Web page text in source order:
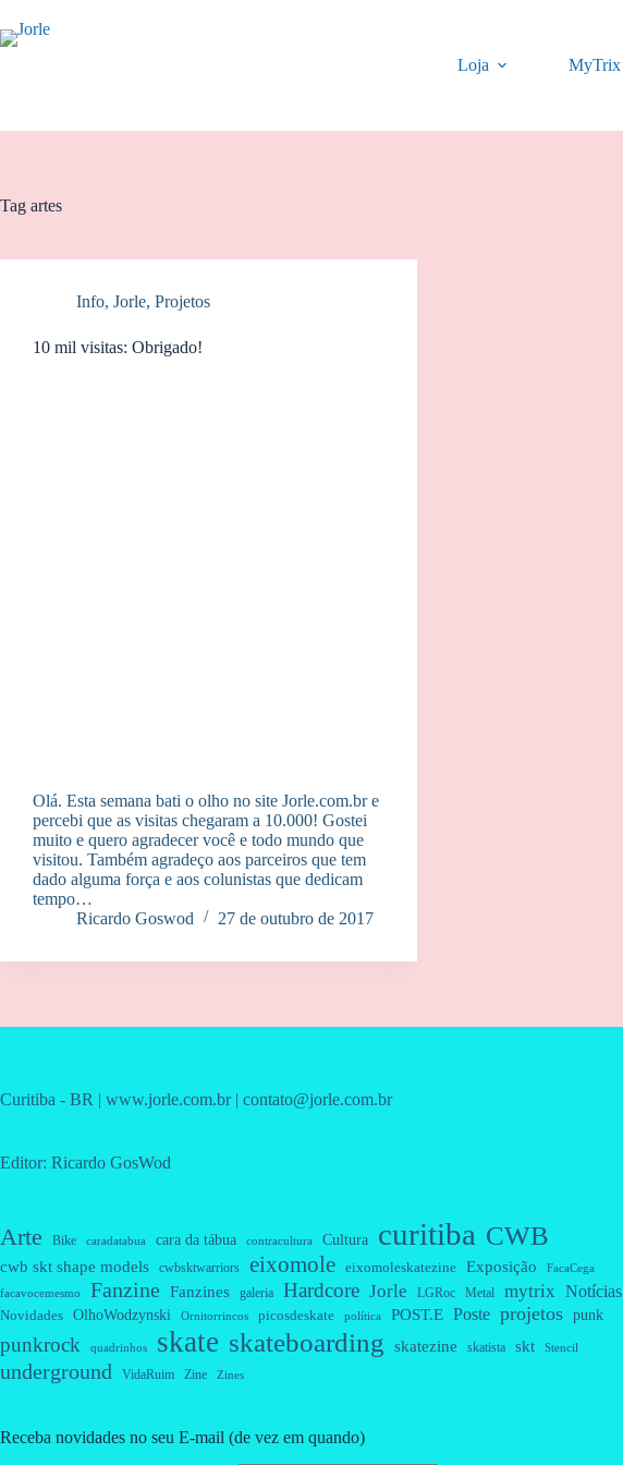
para
o
Loja MyTrix
Tag artes
Info, Jorle, Projetos
10 mil visitas: Obrigado!
Olá. Esta semana bati o olho no site Jorle.com.br e
percebi que as visitas chegaram a 10.000! Gostei
muito e quero agradecer você e todo mundo que
visitou. Também agradeço aos parceiros que tem
dado alguma força e aos colunistas que dedicam
tempo…
Ricardo Goswod
27 de outubro de 2017
Curitiba - BR | www.jorle.com.br | contato@jorle.com.br
Editor: Ricardo GosWod
Arte Bike caradatabua cara da tábua contracultura Cultura curitiba CWB
cwb skt shape models cwbsktwarriors eixomole eixomoleskatezine Exposição FacaCega
facavocemesmo Fanzine Fanzines galeria Hardcore Jorle LGRoc Metal mytrix Notícias
Novidades OlhoWodzynski Ornitorrincos picosdeskate política POST.E Poste projetos punk
punkrock quadrinhos skate skateboarding skatezine skatista skt Stencil
underground VidaRuim Zine Zines
Receba novidades no seu E-mail (de vez em quando)